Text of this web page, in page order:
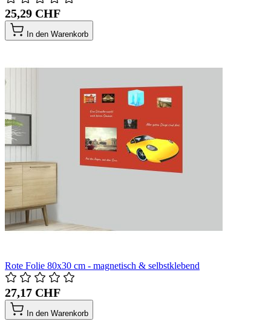
25,29 CHF
In den Warenkorb
Rote Folie 80x30 cm - magnetisch & selbstklebend
27,17 CHF
In den Warenkorb